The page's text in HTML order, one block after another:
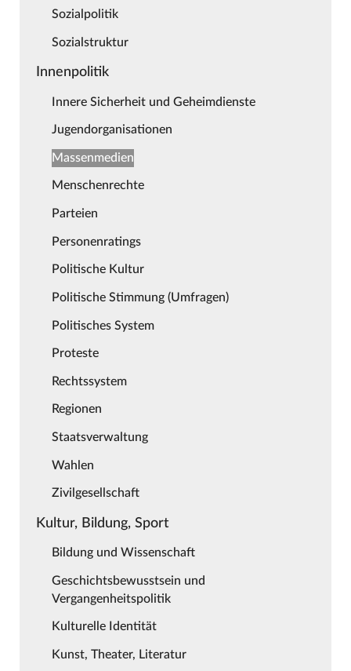
Sozialpolitik
Sozialstruktur
Innenpolitik
Innere Sicherheit und Geheimdienste
Jugendorganisationen
Massenmedien
Menschenrechte
Parteien
Personenratings
Politische Kultur
Politische Stimmung (Umfragen)
Politisches System
Proteste
Rechtssystem
Regionen
Staatsverwaltung
Wahlen
Zivilgesellschaft
Kultur, Bildung, Sport
Bildung und Wissenschaft
Geschichtsbewusstsein und
Vergangenheitspolitik
Kulturelle Identität
Kunst, Theater, Literatur